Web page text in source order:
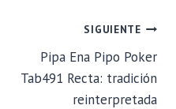
SIGUIENTE
Pipa Ena Pipo Poker
Tab491 Recta: tradición
reinterpretada